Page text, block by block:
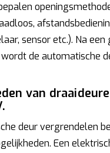
sensor etc.). Na een
de automatische
van
deur vergrendelen
Een